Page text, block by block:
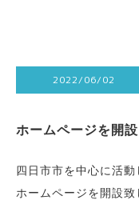
2022/06/02
ホームページを開設
四日市市を中心に活
ホームページを開設致